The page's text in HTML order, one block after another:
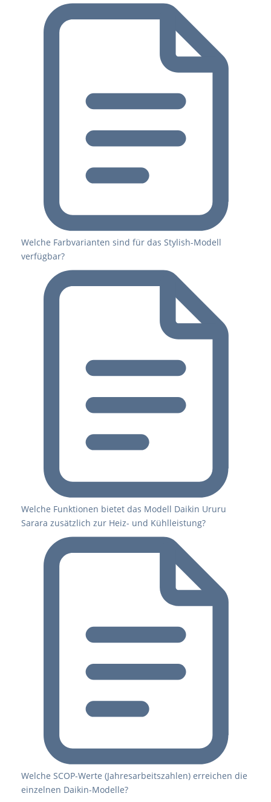
Welche Farbvarianten sind für das Stylish-Modell
verfügbar?
Welche Funktionen bietet das Modell Daikin Ururu
Sarara zusätzlich zur Heiz- und Kühlleistung?
Welche SCOP-Werte (Jahresarbeitszahlen) erreichen die
einzelnen Daikin-Modelle?